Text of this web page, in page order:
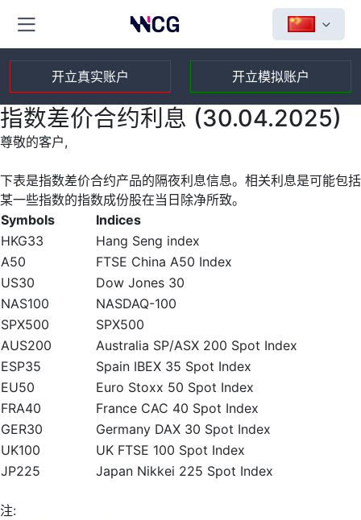
开立真实账户 开立模拟账户
指数差价合约利息 (30.04.2025)
尊敬的客户,
下表是指数差价合约产品的隔夜利息信息。相关利息是可能包括
某一些指数的指数成份股在当日除净所致。
Symbols
Indices
HKG33
Hang Seng index
A50
FTSE China A50 Index
US30
Dow Jones 30
NAS100
NASDAQ-100
SPX500
SPX500
AUS200
Australia SP/ASX 200 Spot Index
ESP35
Spain IBEX 35 Spot Index
EU50
Euro Stoxx 50 Spot Index
FRA40
France CAC 40 Spot Index
GER30
Germany DAX 30 Spot Index
UK100
UK FTSE 100 Spot Index
JP225
Japan Nikkei 225 Spot Index
注: